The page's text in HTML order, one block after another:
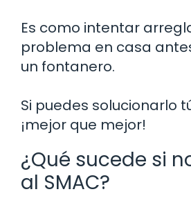
Es como intentar
problema en casa
un fontanero.
Si puedes solucionarlo
¡mejor que mejor!
¿Qué sucede si
al SMAC?